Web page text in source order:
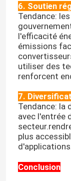
6. Soutien
Tendance:
l'efficacité
émissions
utiliser des
renforcent
7.
Tendance: la
avec l'entrée
plus
d'applications.
Conclusion